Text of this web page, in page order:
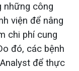
những công
viện để nâng
chi phí cung
đó, các bệnh
để thực